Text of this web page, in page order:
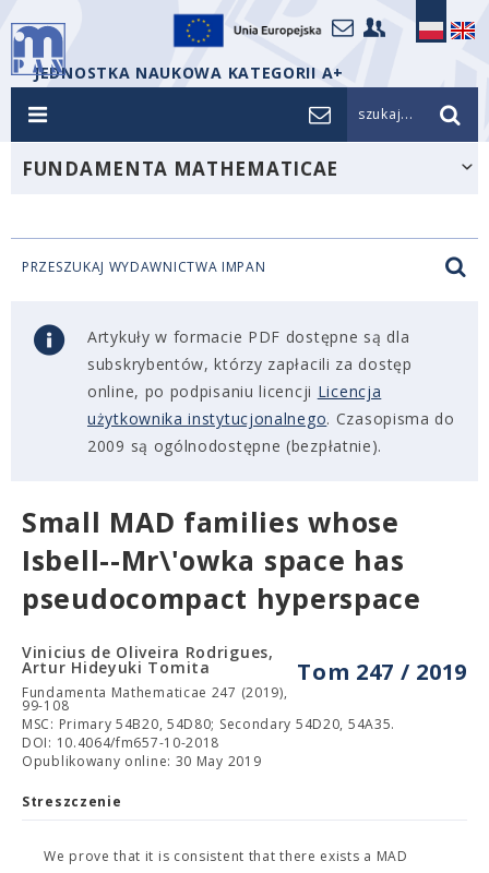
JEDNOSTKA NAUKOWA KATEGORII A+
szukaj...
FUNDAMENTA MATHEMATICAE
PRZESZUKAJ WYDAWNICTWA IMPAN
Artykuły w formacie PDF dostępne są dla
subskrybentów, którzy zapłacili za dostęp
online, po podpisaniu licencji Licencja
użytkownika instytucjonalnego. Czasopisma do
2009 są ogólnodostępne (bezpłatnie).
Small MAD families whose
Isbell--Mr\'owka space has
pseudocompact hyperspace
Tom 247 / 2019
Vinicius de Oliveira Rodrigues,
Artur Hideyuki Tomita
Fundamenta Mathematicae 247 (2019),
99-108
MSC: Primary 54B20, 54D80; Secondary 54D20, 54A35.
DOI: 10.4064/fm657-10-2018
Opublikowany online: 30 May 2019
Streszczenie
We prove that it is consistent that there exists a MAD